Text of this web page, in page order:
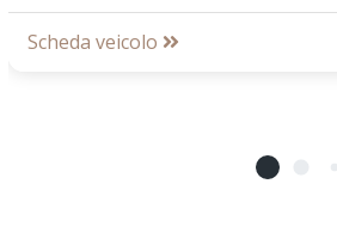
Schienale dei sedili posteriori ribaltabile
Sedile conducente regolabile in altezza
Sensori per il parcheggio posteriori con
Scheda veicolo